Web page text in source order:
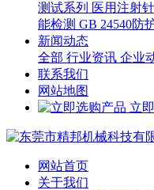
测试系列 医用注射
能检测 GB 24540防
新闻动态
全部 行业资讯 企业
联系我们
网站地图
立
网站首页
关于我们